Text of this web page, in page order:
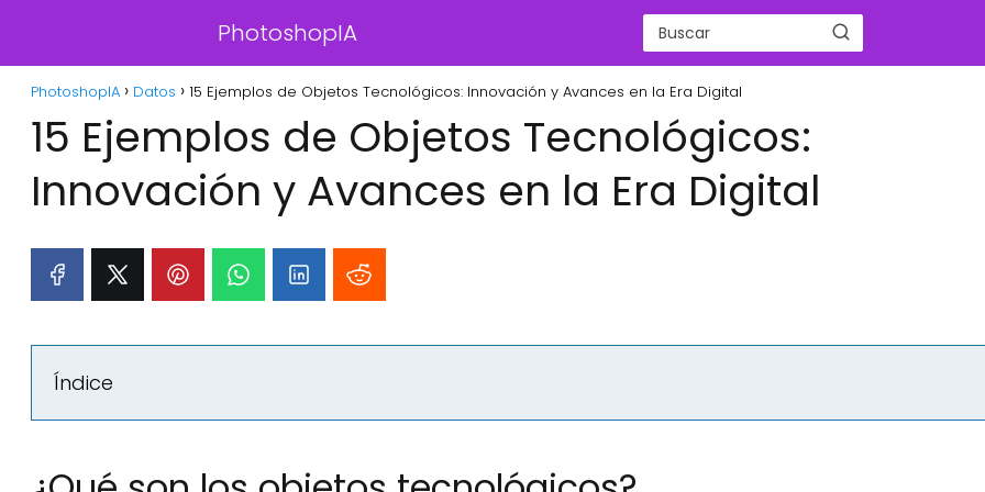
PhotoshopIA
PhotoshopIA Datos 15 Ejemplos de Objetos Tecnológicos: Innovación y Avances en la Era Digital
15 Ejemplos de Objetos Tecnológicos:
Innovación y Avances en la Era Digital
Índice